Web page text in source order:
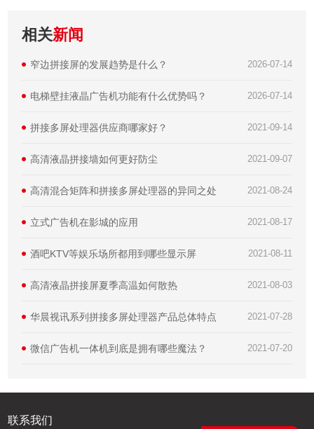
相关新闻
2026-07-14
窄边拼接屏的发展趋势是什么？
2026-07-14
电梯壁挂液晶广告机功能有什么优势吗？
2021-09-14
拼接多屏处理器供应商哪家好？
2021-09-07
高清液晶拼接墙如何更好防尘
2021-08-24
高清混合矩阵和拼接多屏处理器的异同之处
2021-08-17
立式广告机在影城的应用
2021-08-11
酒吧KTV等娱乐场所都用到哪些显示屏
2021-08-03
高清液晶拼接屏夏季高温如何散热
2021-07-28
华晨视讯系列拼接多屏处理器产品总体特点
2021-07-20
微信广告机一体机到底是拥有哪些魔法？
联系我们